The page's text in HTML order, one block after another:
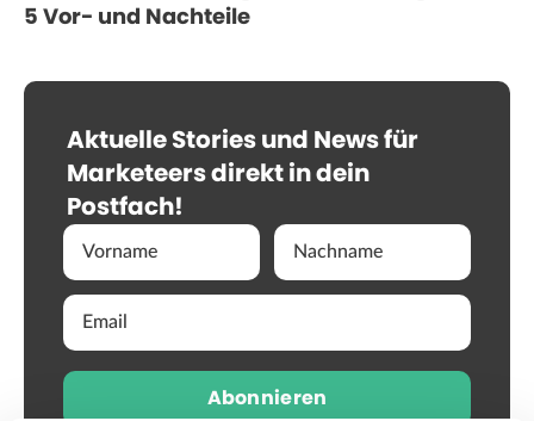
5 Vor- und Nachteile
Aktuelle Stories und News für
Marketeers direkt in dein
Postfach!
Abonnieren